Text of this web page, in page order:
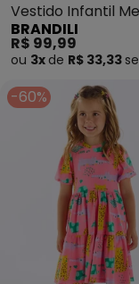
Vestido Infantil
em Meia Malha
BRANDILI
R$ 99,99
ou 3x de R$ 33,33
-60%